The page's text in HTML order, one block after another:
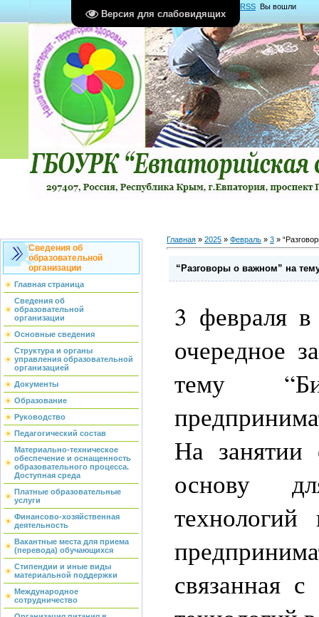
Версия для слабовидящих
RSS Вы вошли
какГость Группа "Гости"
Сведения об
образовательной
организации
Главная страница
Сведения об
образовательной
организации
Основные сведения
Структура и органы
управления образовательной
организацией
Документы
Образование
Руководство
Педагогический состав
Материально-техническое
обеспечение и оснащенность
образовательного процесса.
Доступная среда
Платные образовательные
услуги
Финансово-хозяйственная
деятельность
Вакантные места для приема
(перевода) обучающихся
Стипендии и иные виды
материальной поддержки
Международное
сотрудничество
Главная » 2025 » Февраль » 3 »
“Разговоры о важном” на
3 февраля
очередное
тему
На занятии
основу
связанная